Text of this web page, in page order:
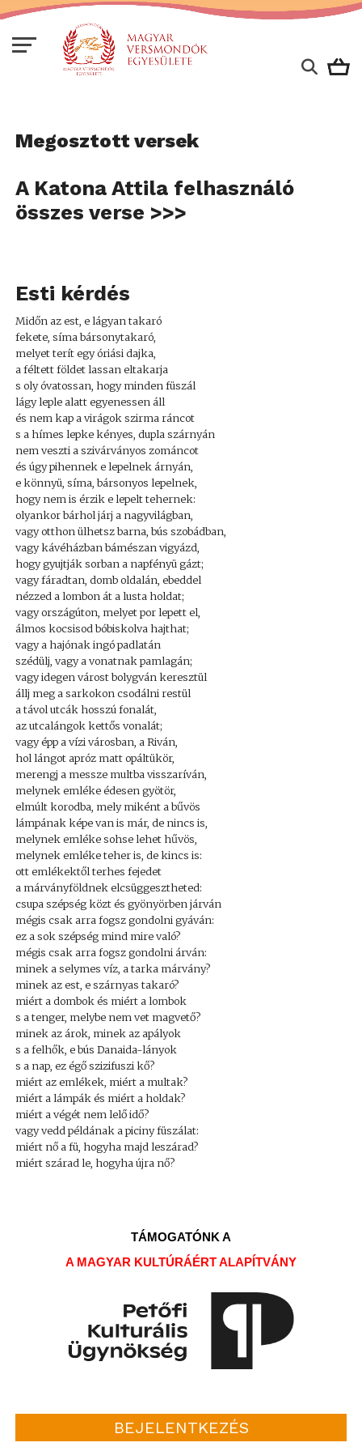
Megosztott versek
A Katona Attila felhasználó
összes verse >>>
Esti kérdés
Midőn az est, e lágyan takaró
fekete, síma bársonytakaró,
melyet terít egy óriási dajka,
a féltett földet lassan eltakarja
s oly óvatossan, hogy minden füszál
lágy leple alatt egyenessen áll
és nem kap a virágok szirma ráncot
s a hímes lepke kényes, dupla szárnyán
nem veszti a szivárványos zománcot
és úgy pihennek e lepelnek árnyán,
e könnyü, síma, bársonyos lepelnek,
hogy nem is érzik e lepelt tehernek:
olyankor bárhol járj a nagyvilágban,
vagy otthon ülhetsz barna, bús szobádban,
vagy kávéházban bámészan vigyázd,
hogy gyujtják sorban a napfényü gázt;
vagy fáradtan, domb oldalán, ebeddel
nézzed a lombon át a lusta holdat;
vagy országúton, melyet por lepett el,
álmos kocsisod bóbiskolva hajthat;
vagy a hajónak ingó padlatán
szédülj, vagy a vonatnak pamlagán;
vagy idegen várost bolygván keresztül
állj meg a sarkokon csodálni restül
a távol utcák hosszú fonalát,
az utcalángok kettős vonalát;
vagy épp a vízi városban, a Riván,
hol lángot apróz matt opáltükör,
merengj a messze multba visszaríván,
melynek emléke édesen gyötör,
elmúlt korodba, mely miként a bűvös
lámpának képe van is már, de nincs is,
melynek emléke sohse lehet hűvös,
melynek emléke teher is, de kincs is:
ott emlékektől terhes fejedet
a márványföldnek elcsüggesztheted:
csupa szépség közt és gyönyörben járván
mégis csak arra fogsz gondolni gyáván:
ez a sok szépség mind mire való?
mégis csak arra fogsz gondolni árván:
minek a selymes víz, a tarka márvány?
minek az est, e szárnyas takaró?
miért a dombok és miért a lombok
s a tenger, melybe nem vet magvető?
minek az árok, minek az apályok
s a felhők, e bús Danaida-lányok
s a nap, ez égő szizifuszi kő?
miért az emlékek, miért a multak?
miért a lámpák és miért a holdak?
miért a végét nem lelő idő?
vagy vedd példának a piciny füszálat:
miért nő a fü, hogyha majd leszárad?
miért szárad le, hogyha újra nő?
TÁMOGATÓNK A
A MAGYAR KULTÚRÁÉRT ALAPÍTVÁNY
BEJELENTKEZÉS